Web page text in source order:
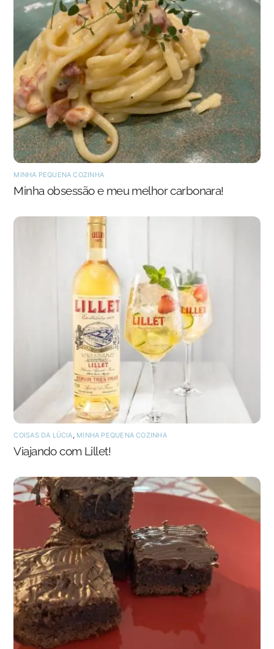
MINHA PEQUENA COZINHA
Minha obsessão e meu melhor carbonara!
COISAS DA LÚCIA, MINHA PEQUENA COZINHA
Viajando com Lillet!